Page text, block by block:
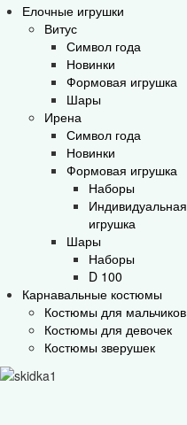
Елочные игрушки
Витус
Символ года
Новинки
Формовая игрушка
Шары
Ирена
Символ года
Новинки
Формовая игрушка
Наборы
Индивидуальная
игрушка
Шары
Наборы
D 100
Карнавальные костюмы
Костюмы для мальчиков
Костюмы для девочек
Костюмы зверушек